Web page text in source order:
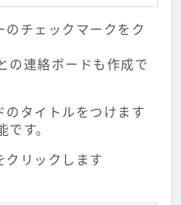
チェックマークをク
の連絡ボードも作成で
タイトルをつけます
す。
クリックします